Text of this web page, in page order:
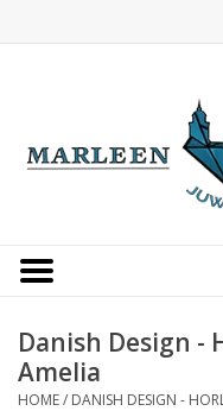
Occasions
Danish Design -
Amelia
HOME/ DANISH DESIGN -